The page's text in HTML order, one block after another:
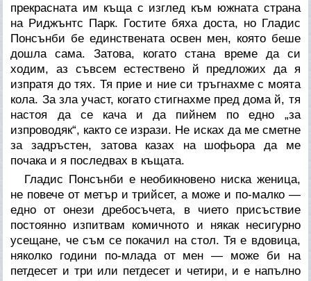
прекрасната им къща с изглед към южната страна
на Риджънтс Парк. Гостите бяха доста, но Гладис
Понсънби бе единствената освен мен, която беше
дошла сама. Затова, когато стана време да си
ходим, аз съвсем естествено й предложих да я
изпратя до тях. Тя прие и ние си тръгнахме с моята
кола. За зла участ, когато стигнахме пред дома й, тя
настоя да се кача и да пийнем по едно „за
изпроводяк“, както се изрази. Не исках да ме сметне
за задръстен, затова казах на шофьора да ме
почака и я последвах в къщата.
Гладис Понсънби е необикновено ниска женица,
не повече от метър и трийсет, а може и по-малко —
едно от онези дребосъчета, в чието присъствие
постоянно изпитвам комичното и някак несигурно
усещане, че съм се покачил на стол. Тя е вдовица,
няколко години по-млада от мен — може би на
петдесет и три или петдесет и четири, и е напълно